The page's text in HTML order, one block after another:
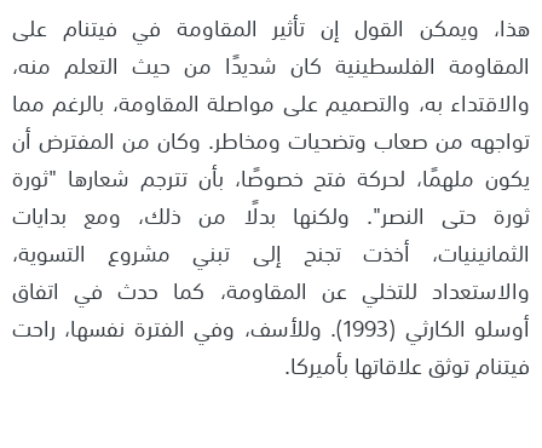
هذا، ويمكن القول إن تأثير المقاومة في فيتنام على
المقاومة الفلسطينية كان شديدًا من حيث التعلم منه،
والاقتداء به، والتصميم على مواصلة المقاومة، بالرغم مما
تواجهه من صعاب وتضحيات ومخاطر. وكان من المفترض أن
يكون ملهمًا، لحركة فتح خصوصًا، بأن تترجم شعارها "ثورة
ثورة حتى النصر". ولكنها بدلًا من ذلك، ومع بدايات
الثمانينيات، أخذت تجنح إلى تبني مشروع التسوية،
والاستعداد للتخلي عن المقاومة، كما حدث في اتفاق
أوسلو الكارثي (1993). وللأسف، وفي الفترة نفسها، راحت
فيتنام توثق علاقاتها بأميركا.